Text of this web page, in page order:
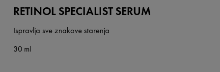
RETINOL SPECIALIST SERUM
Ispravlja sve znakove starenja
30 ml